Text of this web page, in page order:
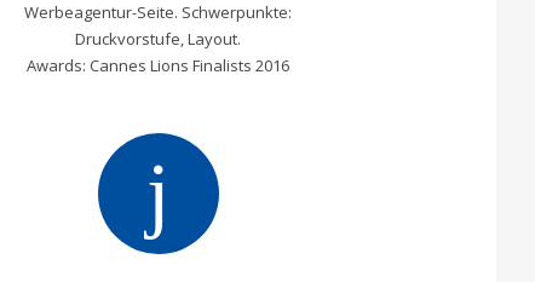
Werbeagentur-Seite. Schwerpunkte:
Druckvorstufe, Layout.
Awards: Cannes Lions Finalists 2016
j